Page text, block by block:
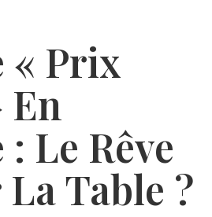
« Prix
En
Le Rêve
Table ?